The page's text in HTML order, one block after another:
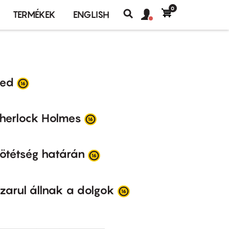
TERMÉKEK ENGLISH
Keresés
fiók
Felhasználói
0
Holmes
határán
állnak a dolgok